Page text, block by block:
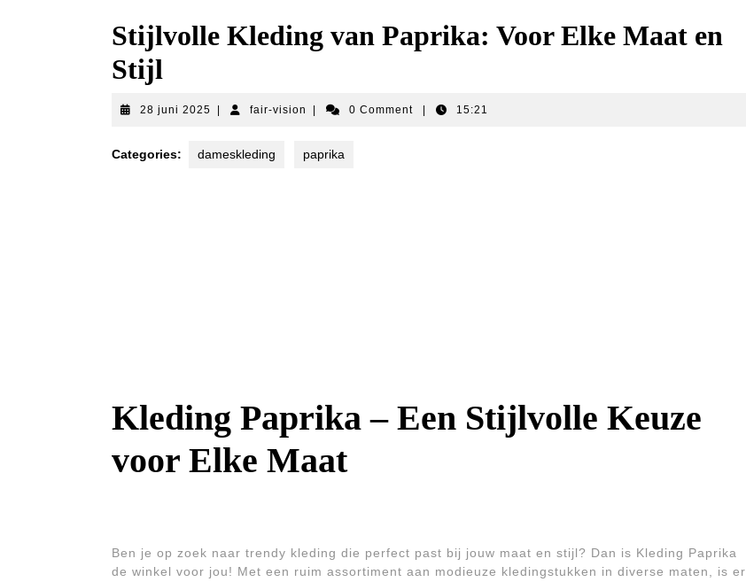
Stijlvolle Kleding van Paprika: Voor Elke Maat en
Stijl
28 juni 2025 28
fair-vision fair-
0 Comment 15:21
Categories: dameskleding paprika
Kleding Paprika – Een Stijlvolle Keuze
voor Elke Maat
Ben je op zoek naar trendy kleding die perfect past bij jouw maat en stijl? Dan is Kleding Paprika
de winkel voor jou! Met een ruim assortiment aan modieuze kledingstukken in diverse maten, is er